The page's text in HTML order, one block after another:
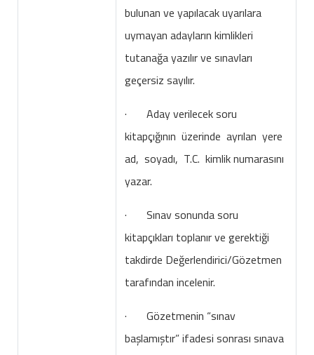
bulunan ve yapılacak uyarılara
uymayan adayların kimlikleri
tutanağa yazılır ve sınavları
geçersiz sayılır.
· Aday verilecek soru
kitapçığının üzerinde ayrılan yere
ad, soyadı, T.C. kimlik numarasını
yazar.
· Sınav sonunda soru
kitapçıkları toplanır ve gerektiği
takdirde Değerlendirici/Gözetmen
tarafından incelenir.
· Gözetmenin “sınav
başlamıştır” ifadesi sonrası sınava